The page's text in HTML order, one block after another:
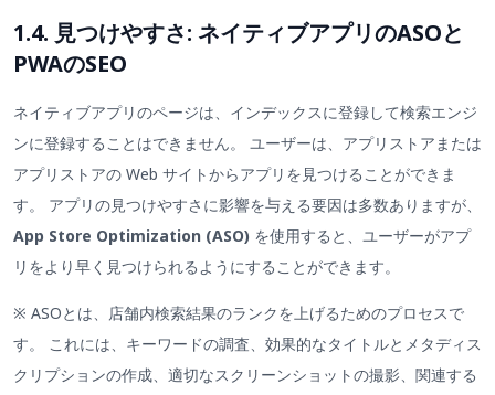
1.4. 見つけやすさ: ネイティブアプリのASOと
PWAのSEO
ネイティブアプリのページは、インデックスに登録して検索エンジ
ンに登録することはできません。 ユーザーは、アプリストアまたは
アプリストアの Web サイトからアプリを見つけることができま
す。 アプリの見つけやすさに影響を与える要因は多数ありますが、
App Store Optimization (ASO) を使用すると、ユーザーがアプ
リをより早く見つけられるようにすることができます。
※ ASOとは、店舗内検索結果のランクを上げるためのプロセスで
す。 これには、キーワードの調査、効果的なタイトルとメタディス
クリプションの作成、適切なスクリーンショットの撮影、関連する